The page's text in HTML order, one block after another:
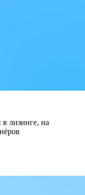
лизинге, на